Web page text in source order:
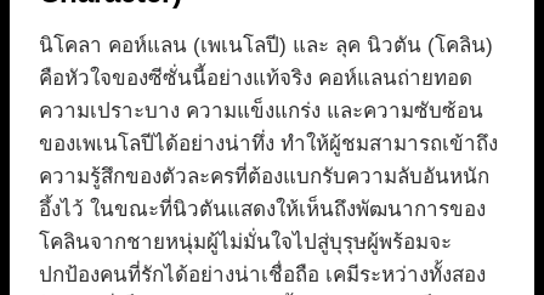
นิโคลา คอห์แลน (เพเนโลปี) และ ลุค นิวตัน (โคลิน)
คือหัวใจของซีซั่นนี้อย่างแท้จริง คอห์แลนถ่ายทอด
ความเปราะบาง ความแข็งแกร่ง และความซับซ้อน
ของเพเนโลปีได้อย่างน่าทึ่ง ทำให้ผู้ชมสามารถเข้าถึง
ความรู้สึกของตัวละครที่ต้องแบกรับความลับอันหนัก
อึ้งไว้ ในขณะที่นิวตันแสดงให้เห็นถึงพัฒนาการของ
โคลินจากชายหนุ่มผู้ไม่มั่นใจไปสู่บุรุษผู้พร้อมจะ
ปกป้องคนที่รักได้อย่างน่าเชื่อถือ เคมีระหว่างทั้งสอง